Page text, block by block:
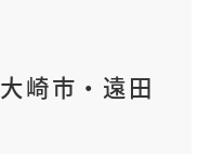
大崎市 ・ 遠田